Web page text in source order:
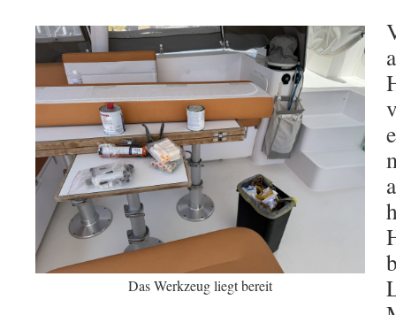
Das Werkzeug liegt bereit